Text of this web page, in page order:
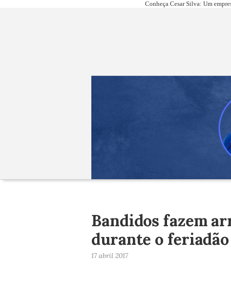
Conheça Cesar Silva: Um
Bandidos fazem
durante o
17 abril 2017